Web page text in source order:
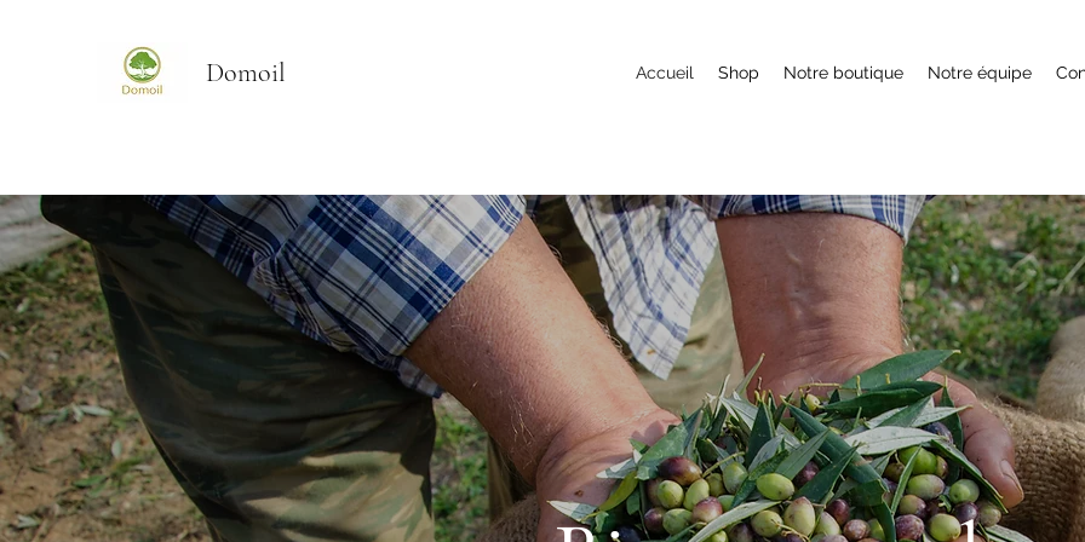
Domoil Accueil Shop Notre boutique Notre équipe